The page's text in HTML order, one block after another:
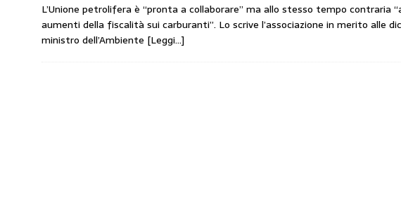
amministrato»
MERCATO PREZZI CARBURANTI
[ 31 Luglio 2026 ]
IP rinnova l’accordo con i gestori: intesa
Carburanti, i sindacati al Mimit: “I gestori
Taglio delle accise, il prezzo è libero: i
CARBURANTI. CONTROLLI SUI PRODOTTI
L’Unione petrolifera è “pronta a collaborare” ma allo stesso tempo contraria
aumenti della fiscalità sui carburanti”. Lo scrive l’associazione in merito alle
ministro dell’Ambiente [Leggi…]